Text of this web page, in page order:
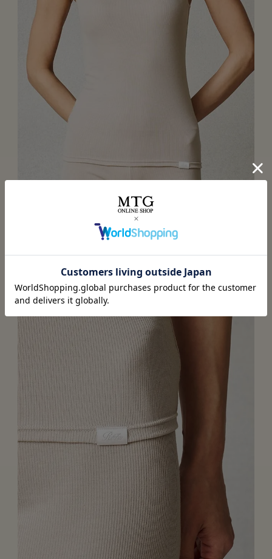
身体のラインを美しく見せるVライン
肩紐は程よい細さのソフトゴムでスッキリと。